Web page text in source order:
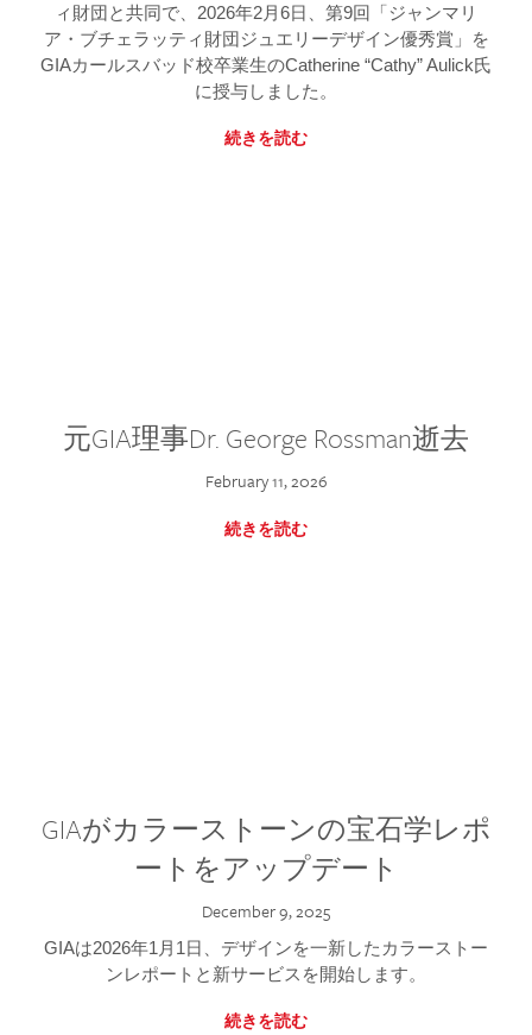
ィ財団と共同で、2026年2月6日、第9回「ジャンマリ
ア・ブチェラッティ財団ジュエリーデザイン優秀賞」を
GIAカールスバッド校卒業生のCatherine “Cathy” Aulick氏
に授与しました。
続きを読む
元GIA理事Dr. George Rossman逝去
February 11, 2026
続きを読む
GIAがカラーストーンの宝石学レポ
ートをアップデート
December 9, 2025
GIAは2026年1月1日、デザインを一新したカラーストー
ンレポートと新サービスを開始します。
続きを読む